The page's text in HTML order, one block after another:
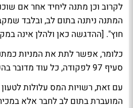
לקרוב וכן מתנה ליחיד אחר אם
המתנה ניתנה בתום לב, ובלבד
חוץ". [ההדגשה כאן ולהלן אינה
כלומר, אפשר לתת את המניות
סעיף 97 לפקודה, כל עוד מדובר בהעברה בתום לב.
עם זאת, רשויות המס עלולות
המועברת בתום לב לחבר אלא